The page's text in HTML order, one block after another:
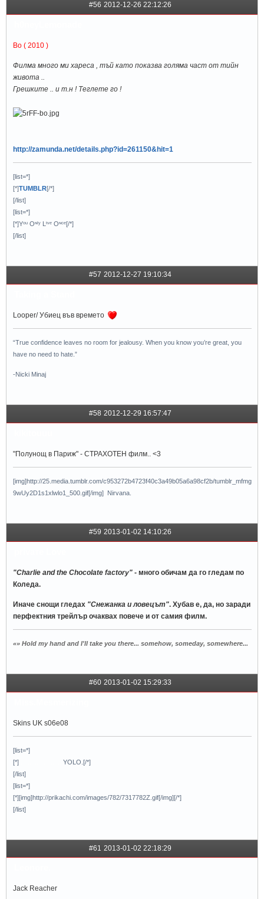
#56 2012-12-26 22:12:26
Bo ( 2010 )
Филма много ми хареса , тъй като показва голяма част от тийн
живота ..
Грешките .. и т.н ! Теглете го !
http://zamunda.net/details.php?id=261150&hit=1
[list=*]
[*]TUMBLR[/*]
[/list]
[list=*]
[*]Yᵒᵘ Oᶰˡʸ Lᶤᵛᵉ Oᶰᶜᵉ[/*]
[/list]
#57 2012-12-27 19:10:34
Looper/ Убиец във времето
“True confidence leaves no room for jealousy. When you know you’re great, you
have no need to hate.”
-Nicki Minaj
#58 2012-12-29 16:57:47
"Полунощ в Париж" - СТРАХОТЕН филм.. <3
[img]http://25.media.tumblr.com/c953272b4723f40c3a49b05a6a98cf2b/tumblr_mfmg
9wUy2D1s1xlwlo1_500.gif[/img] Nirvana.
#59 2013-01-02 14:10:26
"Charlie and the Chocolate factory" - много обичам да го гледам по
Коледа.
Иначе снощи гледах "Снежанка и ловецът". Хубав е, да, но заради
перфектния трейлър очаквах повече и от самия филм.
«» Hold my hand and I'll take you there... somehow, someday, somewhere...
#60 2013-01-02 15:29:33
Skins UK s06е08
[list=*]
[*]
YOLO.[/*]
[/list]
[list=*]
[*][img]http://prikachi.com/images/782/7317782Z.gif[/img][/*]
[/list]
#61 2013-01-02 22:18:29
Jаck Rеacher